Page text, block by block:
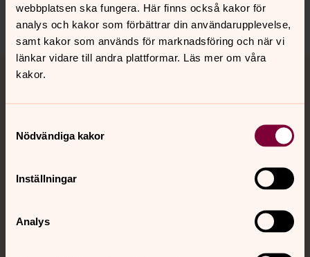
webbplatsen ska fungera. Här finns också kakor för
analys och kakor som förbättrar din användarupplevelse,
samt kakor som används för marknadsföring och när vi
länkar vidare till andra plattformar. Läs mer om våra
kakor.
Nödvändiga kakor
Inställningar
Analys
Tillbaka till toppen
Tillbaka till innehållet
Kontakt
Kalender
Hitta snabbt